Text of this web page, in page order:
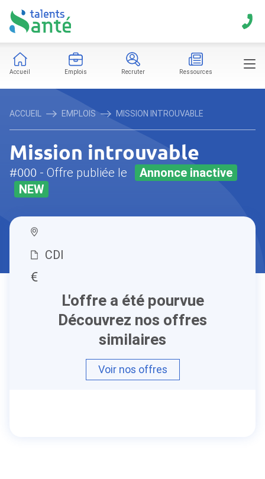
Accueil Emplois Recruter Ressources
ACCUEIL EMPLOIS MISSION INTROUVABLE
Mission introuvable
#000 - Offre publiée le
Annonce inactive
NEW
CDI
L'offre a été pourvue
Découvrez nos offres
similaires
Voir nos offres